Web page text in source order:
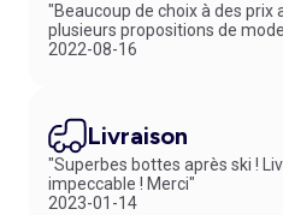
"Beaucoup de choix à des
plusieurs propositions de
2022-08-16
Livraison
"Superbes bottes après ski !
impeccable ! Merci"
2023-01-14